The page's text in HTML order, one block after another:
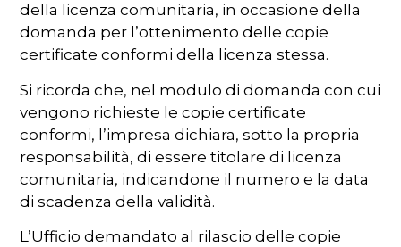
della licenza comunitaria, in occasione della
domanda per l’ottenimento delle copie
certificate conformi della licenza stessa.
Si ricorda che, nel modulo di domanda con cui
vengono richieste le copie certificate
conformi, l’impresa dichiara, sotto la propria
responsabilità, di essere titolare di licenza
comunitaria, indicandone il numero e la data
di scadenza della validità.
L’Ufficio demandato al rilascio delle copie